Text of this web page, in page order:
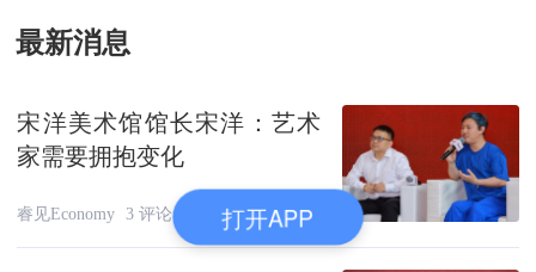
最新消息
宋洋美术馆馆长宋洋：艺术
家需要拥抱变化
睿见Economy 3 评论 2025年 5月11日 18:04
打开APP